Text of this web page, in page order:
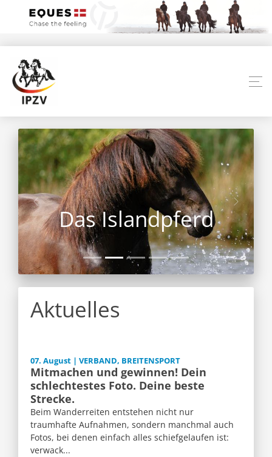
Das Islandpferd
Aktuelles
07. August | VERBAND, BREITENSPORT
Mitmachen und gewinnen! Dein
schlechtestes Foto. Deine beste
Strecke.
Beim Wanderreiten entstehen nicht nur
traumhafte Aufnahmen, sondern manchmal auch
Fotos, bei denen einfach alles schiefgelaufen ist:
verwack...